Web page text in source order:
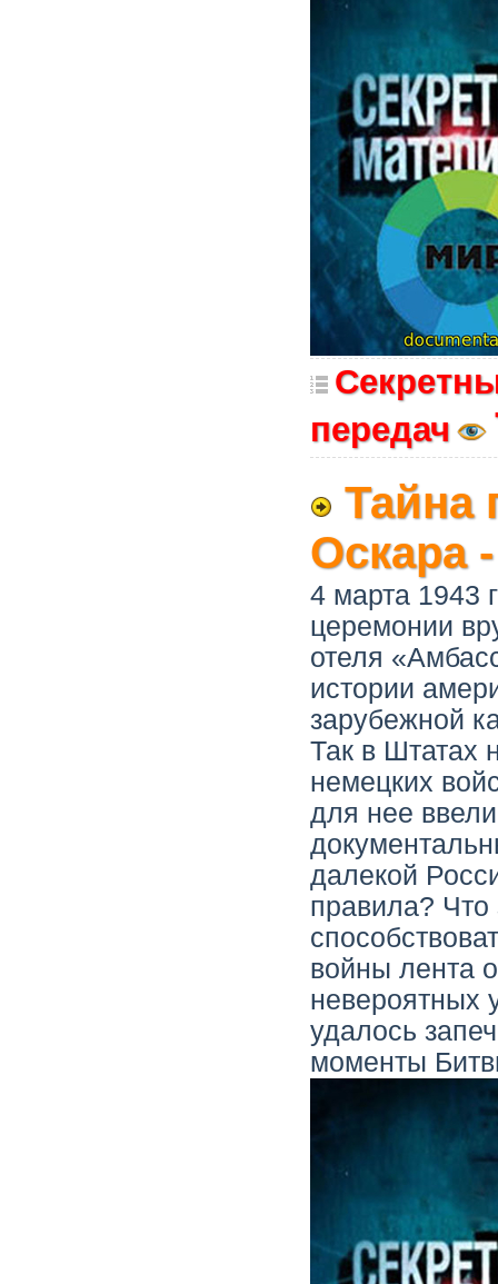
передач
Тайна
Оскара
4 марта 1943
церемонии
отеля
истории
зарубежной
Так в Штатах
немецких
для нее
далекой
правила?
войны лента
невероятных
удалось
моменты